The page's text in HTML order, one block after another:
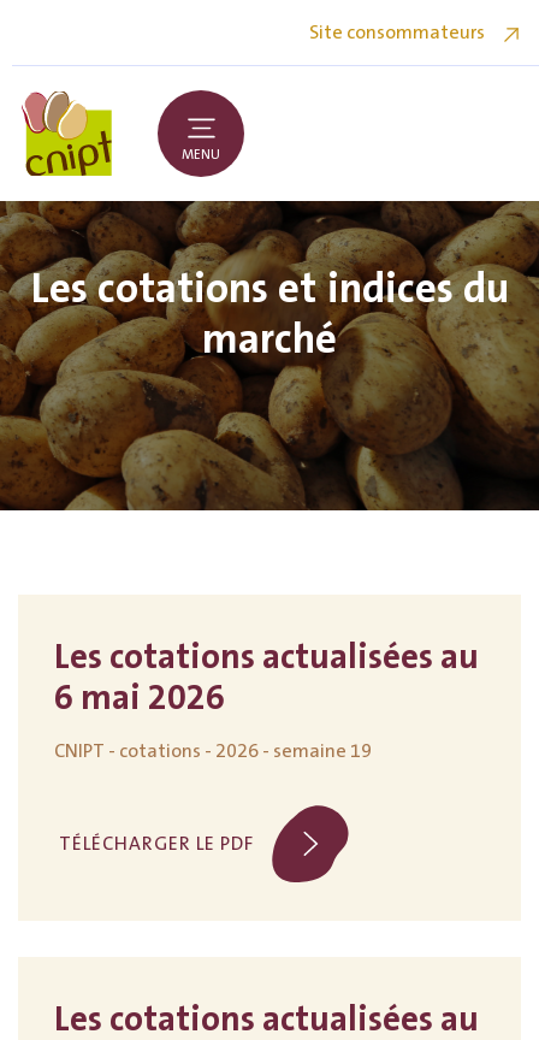
Site consommateurs
MENU
Les cotations et indices du
marché
Les cotations actualisées au
6 mai 2026
CNIPT - cotations - 2026 - semaine 19
TÉLÉCHARGER LE PDF
Les cotations actualisées au